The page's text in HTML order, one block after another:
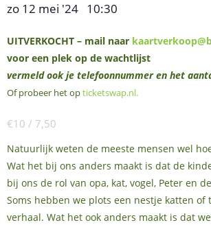
zo 12 mei '24 10:30
UITVERKOCHT – mail naar
voor een plek op de wachtlijst
vermeld ook je telefoonnummer en het
Of probeer het opticketswap.nl.
€10 / 7,50
Natuurlijk weten de meeste mensen wel
Wat het bij ons anders maakt is dat de
bij ons de rol van opa, kat, vogel, Peter en
Soms hebben we plots een nestje katten of
verhaal. Wat het ook anders maakt is dat